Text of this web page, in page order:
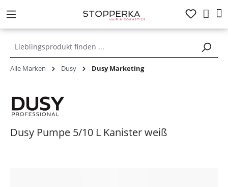
springen
Alle Marken Dusy Dusy Marketing
Dusy Pumpe 5/10 L Kanister weiß